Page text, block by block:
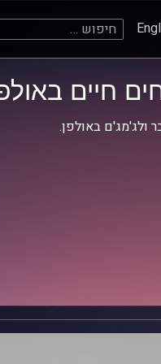
חיפוש:
חיים
ולג'מג'ם באולפן.